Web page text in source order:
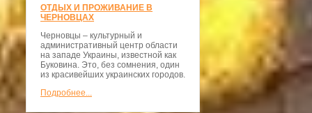
ОТДЫХ И ПРОЖИВАНИЕ В
ЧЕРНОВЦАХ
Черновцы – культурный и
административный центр области
на западе Украины, известной как
Буковина. Это, без сомнения, один
из красивейших украинских городов.
Подробнее...